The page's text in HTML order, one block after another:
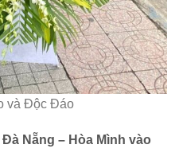
và Độc Đáo
Nẵng – Hòa Mình vào